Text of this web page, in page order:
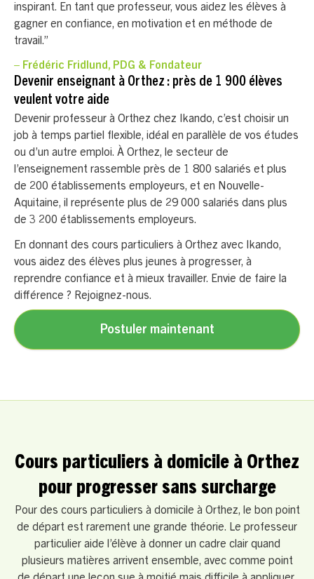
inspirant. En tant que professeur, vous aidez les élèves à
gagner en confiance, en motivation et en méthode de
travail.”
– Frédéric Fridlund, PDG & Fondateur
Devenir enseignant à Orthez : près de 1 900 élèves
veulent votre aide
Devenir professeur à Orthez chez Ikando, c’est choisir un
job à temps partiel flexible, idéal en parallèle de vos études
ou d’un autre emploi. À Orthez, le secteur de
l’enseignement rassemble près de 1 800 salariés et plus
de 200 établissements employeurs, et en Nouvelle-
Aquitaine, il représente plus de 29 000 salariés dans plus
de 3 200 établissements employeurs.
En donnant des cours particuliers à Orthez avec Ikando,
vous aidez des élèves plus jeunes à progresser, à
reprendre confiance et à mieux travailler. Envie de faire la
différence ? Rejoignez-nous.
Postuler maintenant
Cours particuliers à domicile à Orthez
pour progresser sans surcharge
Pour des cours particuliers à domicile à Orthez, le bon point
de départ est rarement une grande théorie. Le professeur
particulier aide l’élève à donner un cadre clair quand
plusieurs matières arrivent ensemble, avec comme point